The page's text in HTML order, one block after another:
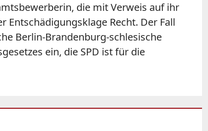
die mit Verweis auf ihr
Recht. Der Fall
Berlin-Brandenburg-schlesische
ein, die SPD ist für die